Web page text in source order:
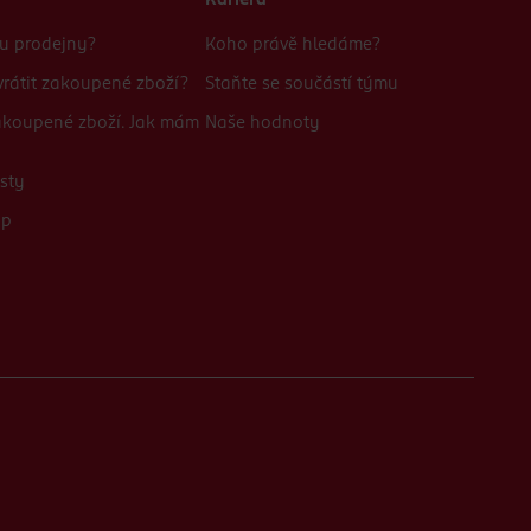
prodejny?
zakoupené zboží?
zboží. Jak mám
Koho právě hledáme?
Staňte se součástí týmu
Naše hodnoty